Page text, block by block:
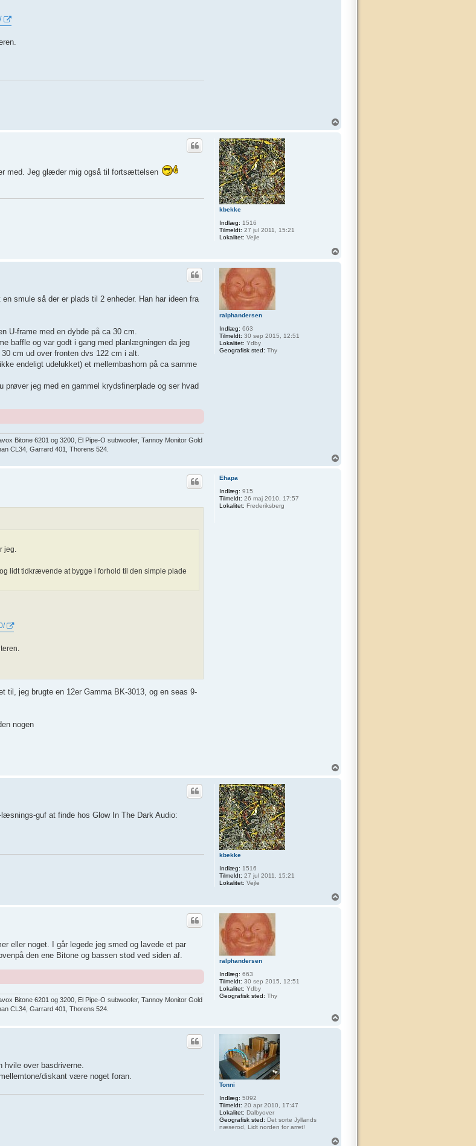
kbekke
Indlæg: 1516
Tilmeldt: 27 jul 2011, 15:21
Lokalitet: Vejle
med. Jeg glæder mig også til fortsættelsen
ralphandersen
Indlæg: 663
Tilmeldt: 30 sep 2015, 12:51
Lokalitet: Ydby
Geografisk sted: Thy
smule så der er plads til 2 enheder. Han har ideen fra
U-frame med en dybde på ca 30 cm.
baffle og var godt i gang med planlægningen da jeg
cm ud over fronten dvs 122 cm i alt.
endeligt udelukket) et mellembashorn på ca samme
prøver jeg med en gammel krydsfinerplade og ser hvad
Bitone 6201 og 3200, El Pipe-O subwoofer, Tannoy Monitor Gold
CL34, Garrard 401, Thorens 524.
Ehapa
Indlæg: 915
Tilmeldt: 26 maj 2010, 17:57
Lokalitet: Frederiksberg
jeg.
lidt tidkrævende at bygge i forhold til den simple plade
jeg brugte en 12er Gamma BK-3013, og en seas 9-
nogen
kbekke
Indlæg: 1516
Tilmeldt: 27 jul 2011, 15:21
Lokalitet: Vejle
guf at finde hos Glow In The Dark Audio:
ralphandersen
Indlæg: 663
Tilmeldt: 30 sep 2015, 12:51
Lokalitet: Ydby
Geografisk sted: Thy
eller noget. I går legede jeg smed og lavede et par
den ene Bitone og bassen stod ved siden af.
Bitone 6201 og 3200, El Pipe-O subwoofer, Tannoy Monitor Gold
CL34, Garrard 401, Thorens 524.
Tonni
Indlæg: 5092
Tilmeldt: 20 apr 2010, 17:47
Lokalitet: Dalbyover
Geografisk sted: Det sorte Jyllands
næserod, Lidt norden for arret!
over basdriverne.
diskant være noget foran.